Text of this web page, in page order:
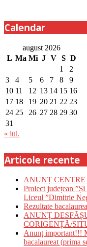
Calendar
august 2026
L Ma Mi J V S D
1
2
3
4 5 6 7 8
9
10 11 12 13 14 15 16
17 18 19 20 21 22 23
24 25 26 27 28 29 30
31
« iul.
Articole recente
ANUNȚ
Proiect județean
Liceul ”Dimitrie
Rezultate
ANUNȚ
CORIGENȚĂ/
Anunț important!!!
bacalaureat (prima